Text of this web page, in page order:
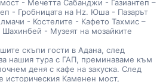
- Мечетта Сабанджи - Газиантеп –
- Гробницата на Hz. Юша - Пазарът
- Костелите - Кафето Тахмис –
Шахинбей - Музеят на мозайките
скъпи гости в Адана, след
нашия тура с ГАП, преминаваме към
деня с кафе на закуска. След
историческия Каменен мост,